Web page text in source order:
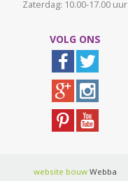
Zaterdag: 10.00-17.00 uur
VOLG ONS
website bouwWebba